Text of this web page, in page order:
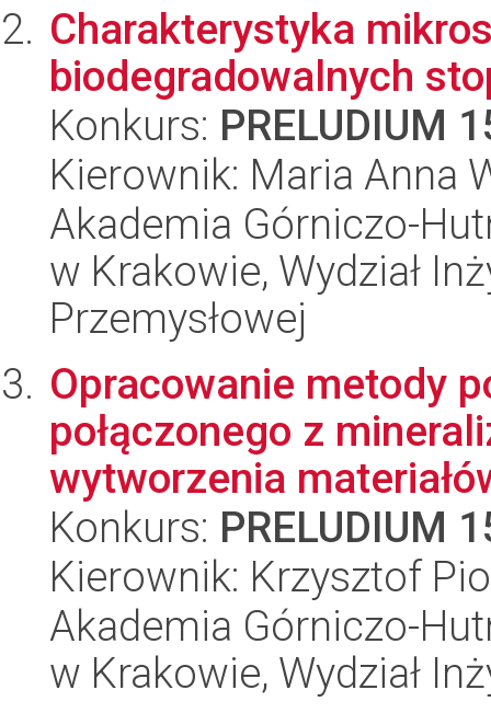
Charakterystyka
biodegradowalnych
Konkurs: PRELUDIUM
Kierownik: Maria Anna
Akademia Górniczo-
w Krakowie, Wydział
Przemysłowej
Opracowanie metody
połączonego z
wytworzenia
Konkurs: PRELUDIUM
Kierownik: Krzysztof
Akademia Górniczo-
w Krakowie, Wydział